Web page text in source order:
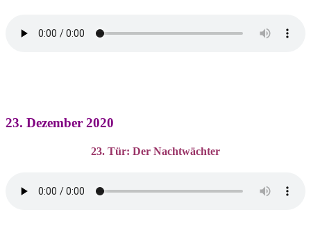
23. Dezember 2020
23. Tür: Der Nachtwächter